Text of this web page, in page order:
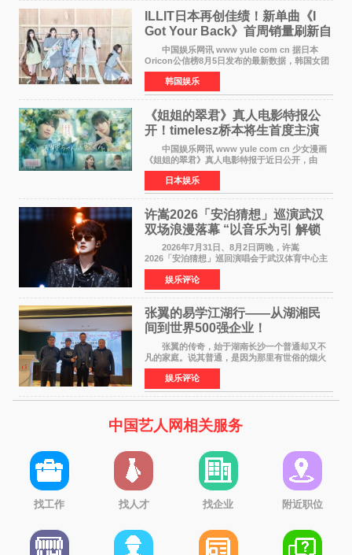
ILLIT日本再创佳绩！新单曲《I
Got Your Back》首周销量刷新自
身纪录
中国娱乐网讯 www yule com cn 据日本
Oricon公信榜8月5日发布的最新数据，韩国女团
ILLIT在日本发行的第二张单曲《I Got Your
Back》首周销量达到71,009张，成功跻身最新一
期周单曲排行
韩国娱乐
《姐姐的翠君》真人电影特报公
开！timelesz桥本将生首度主演
12月4日上映
中国娱乐网讯 www yule com cn 少女漫画
《姐姐的翠君》真人电影特报于近日公开，由
timelesz成员桥本将生担任主演，这也是他首次
担任电影主演，引发高度关注。 女高中生咲
苗翠（中岛瑠菜
日本娱乐
许嵩2026「安泊猜想」巡演武汉
双场浪漫落幕 “以音乐为引 解锁
江城记忆”
2026年7月31日、8月2日两晚，许嵩
2026「安泊猜想」巡回演唱会于武汉体育中心主
体育场盛大开唱。许嵩与数万歌迷在此相聚，从
浪漫惬意的舞台设计到充满诚意与惊喜的现场互
动，共同开启了一场关于
娱乐评论
张翼的易学江湖行——从湖湘民
间到世界500强企业！
张翼的传奇，始于湖南长沙一个普通却又不
凡的家庭。说其普通，是因为那里有世俗的烟火
气；说其不凡，是因为家中有一位洞悉天地玄机
的长者——他的爷爷。作为当地的风水师，爷爷
是张翼走进易学
娱乐评论
中国艺人网相关服务
找工作 找人才 找企业 附近职位